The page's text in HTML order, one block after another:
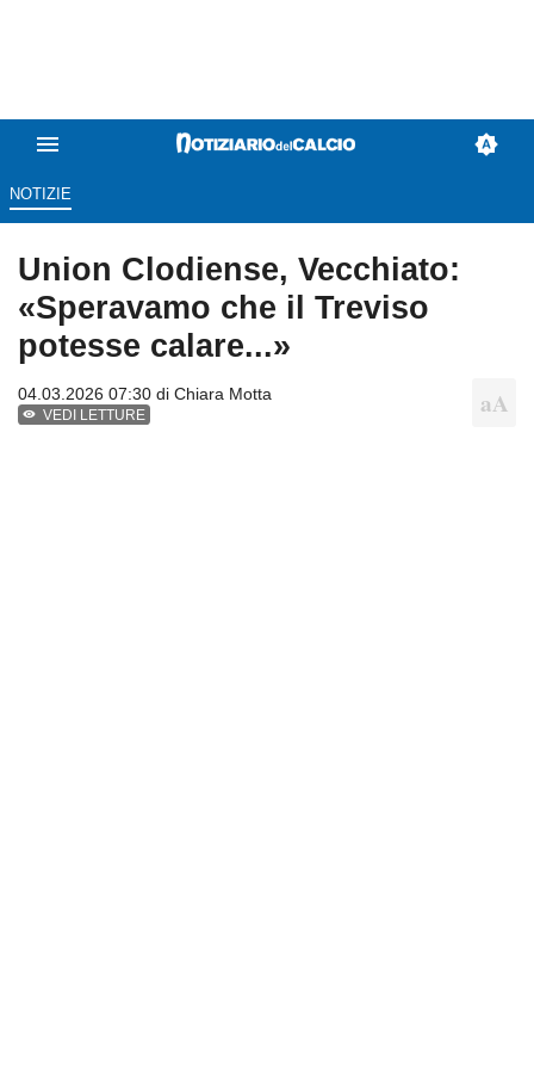
NOTIZIE
Union Clodiense, Vecchiato:
«Speravamo che il Treviso
potesse calare...»
04.03.2026 07:30 di Chiara Motta
VEDI LETTURE